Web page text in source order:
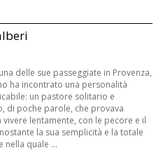
delle sue passeggiate in Provenza,
ha incontrato una personalità
un pastore solitario e
di poche parole, che provava
vivere lentamente, con le pecore e il
la sua semplicità e la totale
nella quale ...